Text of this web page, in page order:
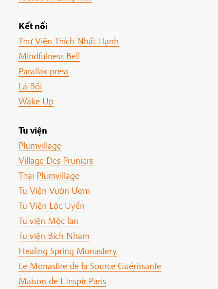
Kết nối
Thư Viện Thích Nhất Hạnh
Mindfulness Bell
Parallax press
Lá Bối
Wake Up
Tu viện
Plumvillage
Village Des Pruniers
Thai Plumvillage
Tu Viện Vườn Ươm
Tu Viện Lộc Uyển
Tu viện Mộc lan
Tu viện Bích Nham
Healing Spring Monastery
Le Monastire de la Source Guérissante
Maison de L'Inspir Paris